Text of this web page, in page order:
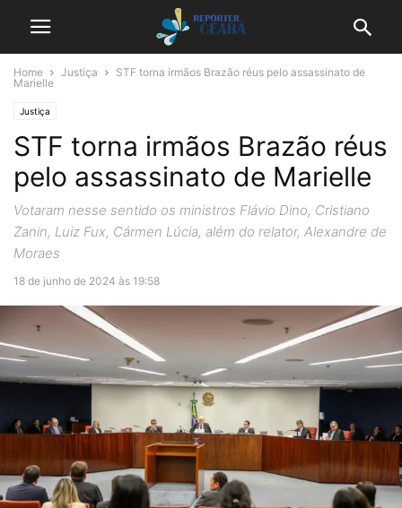
Home Justiça
STF torna irmãos Brazão réus pelo assassinato de
Marielle
Justiça
STF torna irmãos Brazão réus
pelo assassinato de Marielle
Votaram nesse sentido os ministros Flávio Dino, Cristiano
Zanin, Luiz Fux, Cármen Lúcia, além do relator, Alexandre de
Moraes
18 de junho de 2024 às 19:58